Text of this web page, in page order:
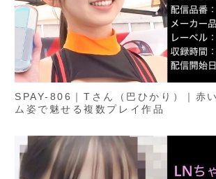
SPAY-806｜Tさん（巴ひかり）｜赤
ム姿で魅せる複数プレイ作品